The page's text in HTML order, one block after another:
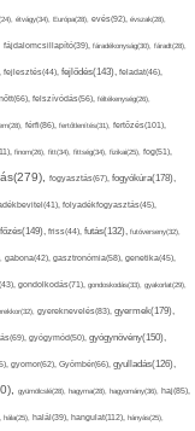
étvágy(34), Európa(28), evés(92), évszak(28),
fájdalomcsillapító(39), fáradékonyság(30), fáradt(28),
fejlesztés(44), fejlődés(143), feladat(46),
felszívódás(56), féltékenység(26),
férfi(86), fertőtlenítés(31), fertőzés(101),
finom(26), fitt(34), fittség(34), fizikai(25), fog(51),
fogyasztás(67), fogyókúra(178),
folyadékfogyasztás(45),
főzés(149), friss(44), futás(132), futóverseny(32),
gabona(42), gasztronómia(58), genetika(45),
gondolkodás(71), gondoskodás(33), gyakorlat(29),
gyereknevelés(83), gyermek(179),
gyógymód(50), gyógynövény(150),
gyomor(62), Gyömbér(66), gyulladás(126),
gyümölcslé(28), hagyma(28), hagyomány(36), haj(85),
hála(25), halál(39), hangulat(112), hányás(25),